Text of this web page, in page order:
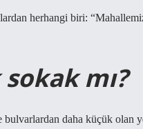
herhangi biri:
mı?
daha küçük olan